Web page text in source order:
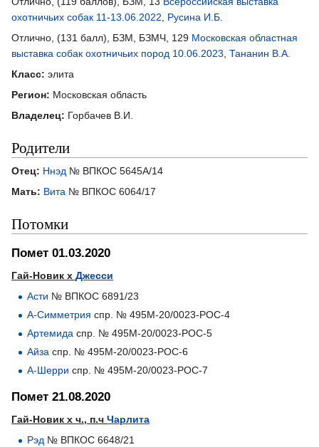
охотничьих собак 11-13.06.2022
Русина И.Б.
Отлично, (131 балл), БЗМ, БЗМЧ, 129 Московская областная
выставка собак охотничьих пород 10.06.2023 Тананин В.А.
Класс: элита
Регион: Московская область
Владелец: Горбачев В.И.
Родители
Отец: Ннэд № ВПКОС 5645А/14
Мать: Вита № ВПКОС 6064/17
Потомки
Помет 01.03.2020
Гай-Новик х Джесси
Асти № ВПКОС 6891/23
А-Симметрия спр. № 495М-20/0023-РОС-4
Артемида спр. № 495М-20/0023-РОС-5
Айза спр. № 495М-20/0023-РОС-6
А-Шерри спр. № 495М-20/0023-РОС-7
Помет 21.08.2020
Гай-Новик х ч., п.ч Чарлита
Рэд № ВПКОС 6648/21